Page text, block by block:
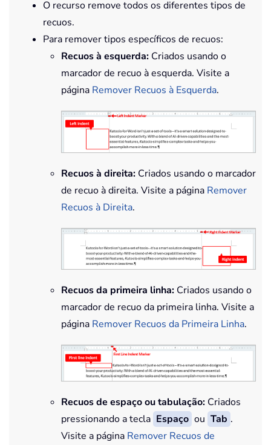
O recurso remove todos os diferentes tipos de
recuos.
Para remover tipos específicos de recuos:
Recuos à esquerda: Criados usando o
marcador de recuo à esquerda. Visite a
página Remover Recuos à Esquerda.
Recuos à direita: Criados usando o marcador
de recuo à direita. Visite a página Remover
Recuos à Direita.
Recuos da primeira linha: Criados usando o
marcador de recuo da primeira linha. Visite a
página Remover Recuos da Primeira Linha.
Recuos de espaço ou tabulação: Criados
pressionando a tecla Espaço ou Tab .
Visite a página Remover Recuos de